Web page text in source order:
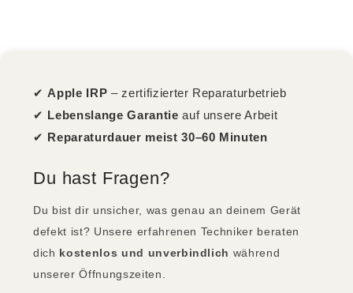
✔Apple IRP – zertifizierter Reparaturbetrieb
✔
Lebenslange Garantie auf unsere Arbeit
✔
Reparaturdauer meist 30–60 Minuten
Du hast Fragen?
Du bist dir unsicher, was genau an deinem Gerät
defekt ist? Unsere erfahrenen Techniker beraten
dich kostenlos und unverbindlich während
unserer Öffnungszeiten.